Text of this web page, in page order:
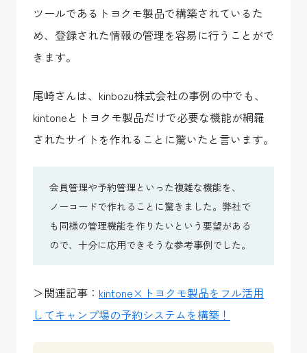
ツールであるトヨクモ製品で構築されているた
め、登録された情報の管理を容易に行うことがで
きます。
尾崎さんは、kinbozu株式会社の事例の中でも、
kintoneとトヨクモ製品だけで必要な機能が網羅
されたサイトを作れることに驚いたと言います。
会員管理や予約管理といった複雑な機能を、
ノーコードで作れることに驚きました。弊社で
も同様の管理機能を作りたいという要望がある
ので、十分に応用できそうな参考事例でした。
＞関連記事： kintone×トヨクモ製品をフル活用
してキャンプ場の予約システムを構築！